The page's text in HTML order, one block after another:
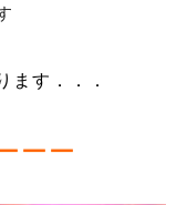
ます．．．
ーー